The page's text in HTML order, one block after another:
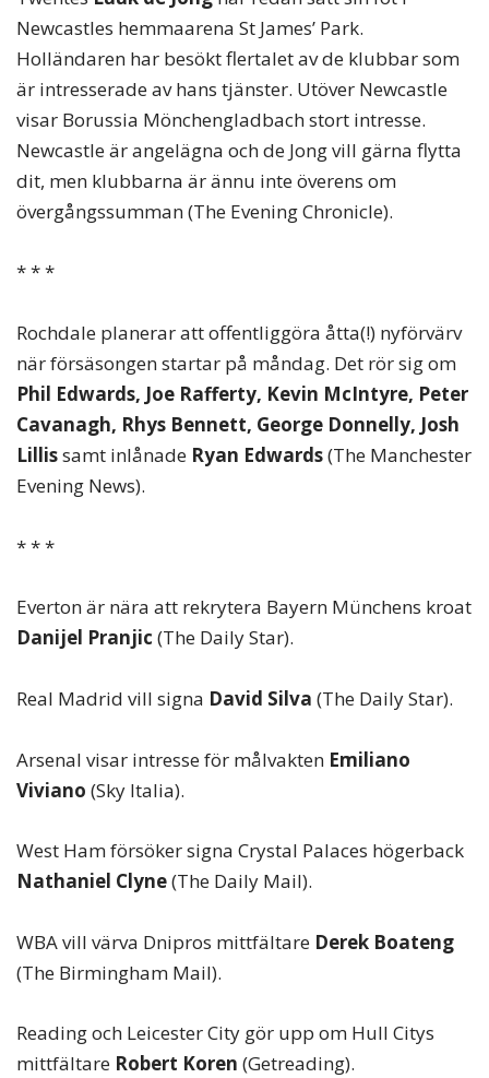
Newcastles hemmaarena St James’ Park.
Holländaren har besökt flertalet av de klubbar som
är intresserade av hans tjänster. Utöver Newcastle
visar Borussia Mönchengladbach stort intresse.
Newcastle är angelägna och de Jong vill gärna flytta
dit, men klubbarna är ännu inte överens om
övergångssumman (The Evening Chronicle).
* * *
Rochdale planerar att offentliggöra åtta(!) nyförvärv
när försäsongen startar på måndag. Det rör sig om
Phil Edwards, Joe Rafferty, Kevin McIntyre, Peter
Cavanagh, Rhys Bennett, George Donnelly, Josh
Lillissamt inlånade Ryan Edwards(The Manchester
Evening News).
* * *
Everton är nära att rekrytera Bayern Münchens kroat
Danijel Pranjic (The Daily Star).
Real Madrid vill signa David Silva (The Daily Star).
Arsenal visar intresse för målvakten Emiliano
Viviano (Sky Italia).
West Ham försöker signa Crystal Palaces högerback
Nathaniel Clyne(The Daily Mail).
WBA vill värva Dnipros mittfältare Derek Boateng
(The Birmingham Mail).
Reading och Leicester City gör upp om Hull Citys
mittfältare Robert Koren (Getreading).